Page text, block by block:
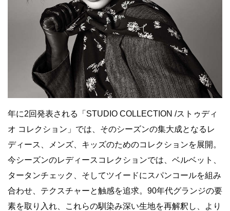
年に2回発表される「STUDIO COLLECTION /ストゥディ
オ コレクション」では、そのシーズンの集大成となるレ
ディース、メンズ、キッズのためのコレクションを展開。
今シーズンのレディースコレクションでは、ベルベット、
タータンチェック、そしてツイードにスパンコールを組み
合わせ、テクスチャーと触感を追求。90年代グランジの要
素を取り入れ、これらの馴染み深い生地を再解釈し、より